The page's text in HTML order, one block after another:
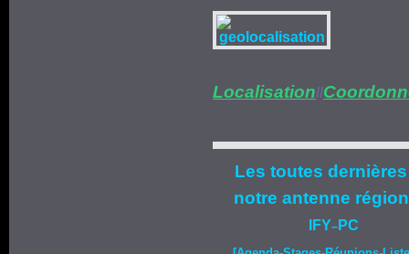
Localisation//
Les toutes
notre antenne
IFY–PC